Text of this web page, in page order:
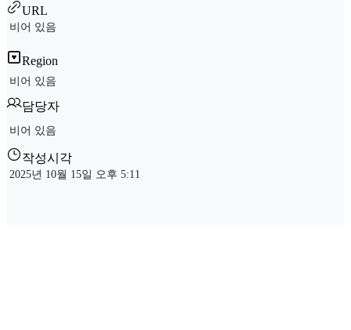
URL
비어 있음
Region
비어 있음
담당자
비어 있음
작성시각
2025년 10월 15일 오후 5:11